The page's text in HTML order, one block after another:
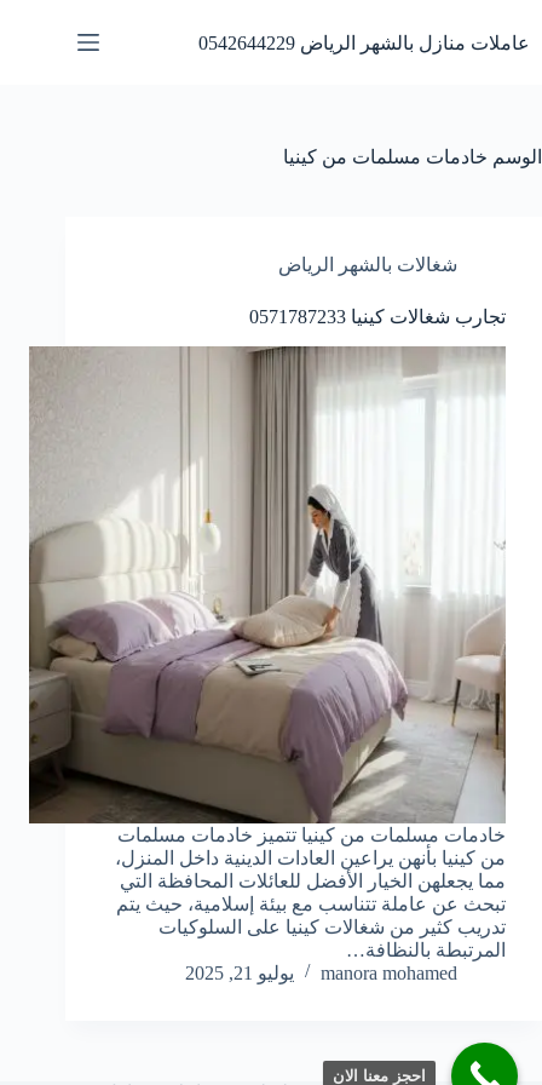
المحتوى
عاملات منازل بالشهر الرياض 0542644229
الوسم خادمات مسلمات من كينيا
شغالات بالشهر الرياض
تجارب شغالات كينيا 0571787233
خادمات مسلمات من كينيا تتميز خادمات مسلمات
من كينيا بأنهن يراعين العادات الدينية داخل المنزل،
مما يجعلهن الخيار الأفضل للعائلات المحافظة التي
تبحث عن عاملة تتناسب مع بيئة إسلامية، حيث يتم
تدريب كثير من شغالات كينيا على السلوكيات
المرتبطة بالنظافة…
manora mohamed
يوليو 21, 2025
احجز معنا الان